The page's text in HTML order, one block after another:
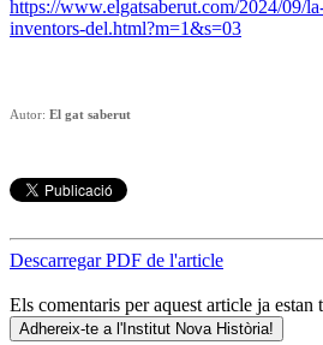
https://www.elgatsaberut.com/2024/09/
inventors-del.html?m=1&s=03
Autor: El gat saberut
Descarregar PDF de l'article
Els comentaris per aquest article ja estan
Adhereix-te a l'Institut Nova Història!